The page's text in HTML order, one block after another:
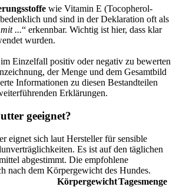
wie Vitamin E (Tocopherol-
und sind in der Deklaration oft als
...“ erkennbar. Wichtig ist hier, dass klar
wurden.
Einzelfall positiv oder negativ zu bewerten
der Menge und dem Gesamtbild
Informationen zu diesen Bestandteilen
Erklärungen.
geeignet?
eignet sich laut Hersteller für sensible
Es ist auf den täglichen
abgestimmt. Die empfohlene
nach dem Körpergewicht des Hundes.
KörpergewichtTagesmenge